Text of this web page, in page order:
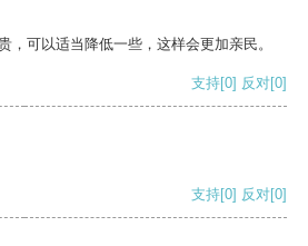
，可以适当降低一些，这样会更加亲民。
支持[0] 反对[0]
支持[0] 反对[0]